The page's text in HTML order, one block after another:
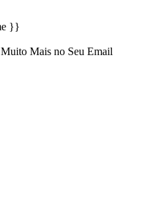
}}
Mais no Seu Email